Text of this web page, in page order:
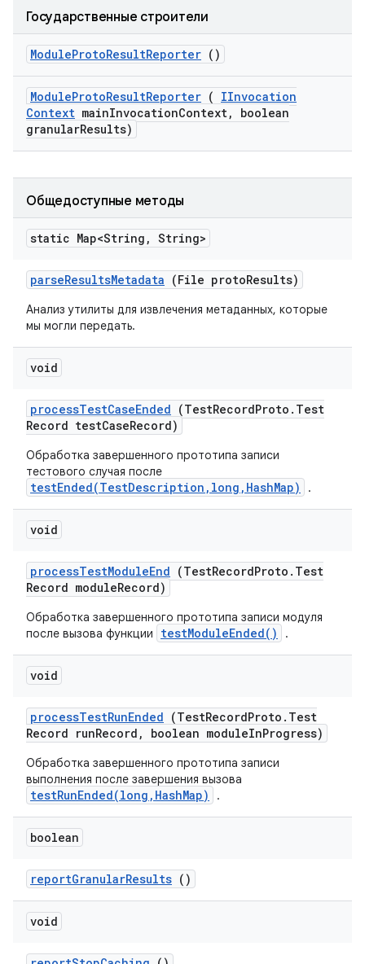
Государственные строители
ModuleProtoResultReporter ()
ModuleProtoResultReporter ( IInvocation
Context mainInvocationContext,
boolean
granularResults)
Общедоступные методы
static Map<String , String>
parseResultsMetadata (File protoResults)
Анализ утилиты для извлечения метаданных, которые
мы могли передать.
void
processTestCaseEnded (TestRecordProto . Test
Record testCaseRecord)
Обработка завершенного прототипа записи
тестового случая после
testEnded(TestDescription,long,HashMap) .
void
processTestModuleEnd (TestRecordProto . Test
Record moduleRecord)
Обработка завершенного прототипа записи модуля
после вызова функции
testModuleEnded() .
void
processTestRunEnded (TestRecordProto . Test
Record runRecord , boolean moduleInProgress)
Обработка завершенного прототипа записи
выполнения после завершения вызова
testRunEnded(long,HashMap) .
boolean
reportGranularResults ()
void